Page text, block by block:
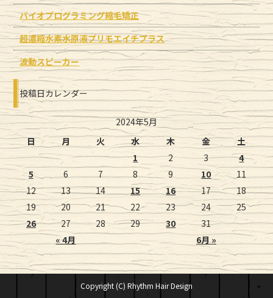
バイオプログラミング縮毛矯正
超濃縮水素水原液プリモエイチプラス
波動スピーカー
投稿日カレンダー
2024年5月
日
月 火 水 木 金 土
« 4月 6月 »
1 2 3
4
5
6 7 8 9 10
11
12
13 14 15 16 17
18
19
20 21 22 23 24
25
26
27 28 29 30 31
Copyright (C) Rhythm Hair Design